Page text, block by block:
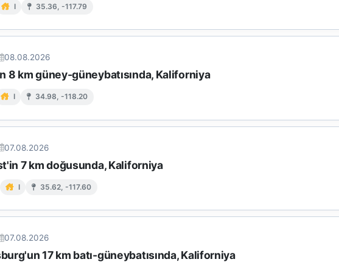
I 35.36, -117.79
08.08.2026
8 km güney-güneybatısında, Kaliforniya
I 34.98, -118.20
07.08.2026
7 km doğusunda, Kaliforniya
I 35.62, -117.60
07.08.2026
17 km batı-güneybatısında, Kaliforniya